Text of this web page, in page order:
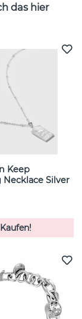
das hier
Keep
Necklace Silver
Kaufen!